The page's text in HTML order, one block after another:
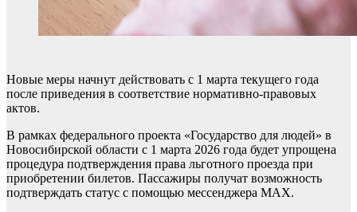
Новые меры начнут действовать с 1 марта текущего года
после приведения в соответствие нормативно-правовых
актов.
В рамках федерального проекта «Государство для людей» в
Новосибирской области с 1 марта 2026 года будет упрощена
процедура подтверждения права льготного проезда при
приобретении билетов. Пассажиры получат возможность
подтверждать статус с помощью мессенджера MAX.